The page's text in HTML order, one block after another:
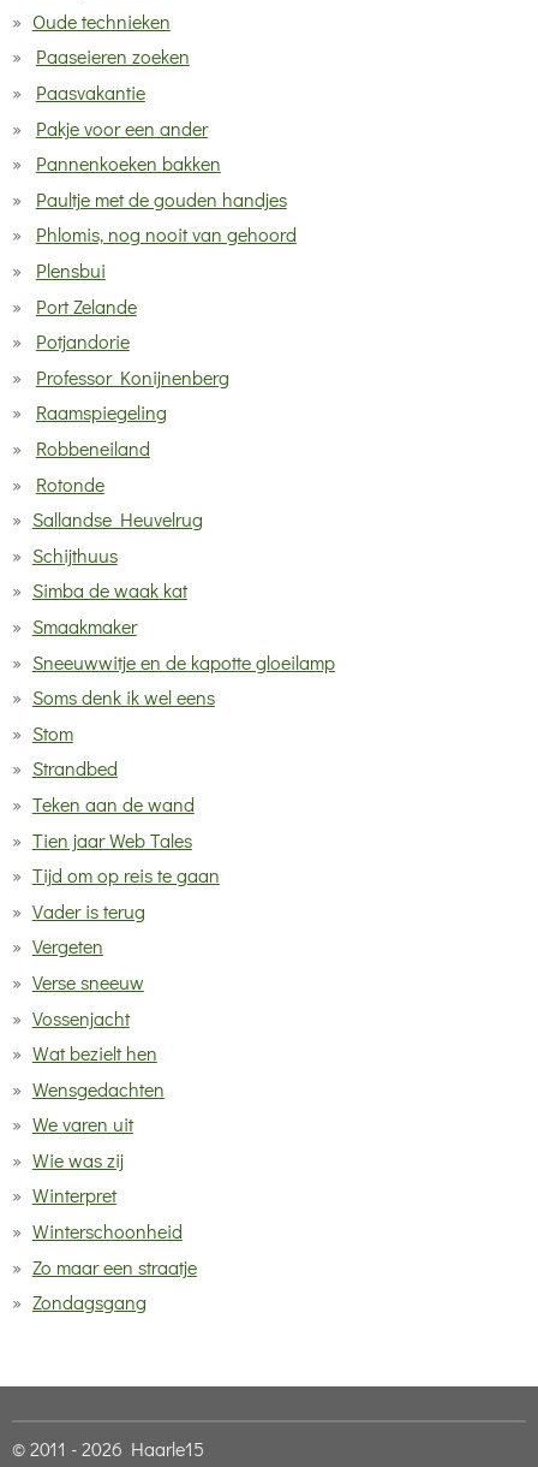
Oude technieken
Paaseieren zoeken
Paasvakantie
Pakje voor een ander
Pannenkoeken bakken
Paultje met de gouden handjes
Phlomis, nog nooit van gehoord
Plensbui
Port Zelande
Potjandorie
Professor Konijnenberg
Raamspiegeling
Robbeneiland
Rotonde
Sallandse Heuvelrug
Schijthuus
Simba de waak kat
Smaakmaker
Sneeuwwitje en de kapotte gloeilamp
Soms denk ik wel eens
Stom
Strandbed
Teken aan de wand
Tien jaar Web Tales
Tijd om op reis te gaan
Vader is terug
Vergeten
Verse sneeuw
Vossenjacht
Wat bezielt hen
Wensgedachten
We varen uit
Wie was zij
Winterpret
Winterschoonheid
Zo maar een straatje
Zondagsgang
© 2011 - 2026 Haarle15